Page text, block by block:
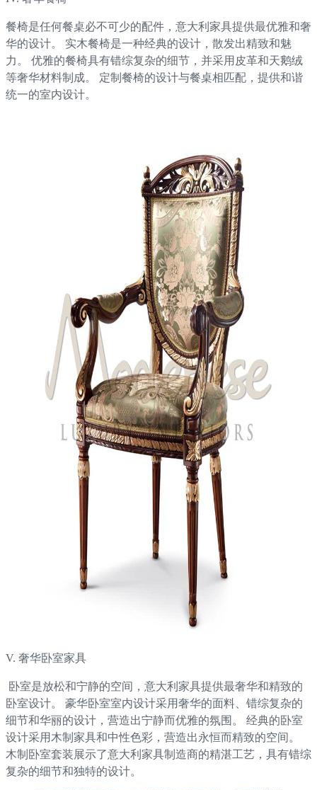
餐椅是任何餐桌必不可少的配件，意大利家具提供最优雅和奢
华的设计。 实木餐椅是一种经典的设计，散发出精致和魅
力。 优雅的餐椅具有错综复杂的细节，并采用皮革和天鹅绒
等奢华材料制成。 定制餐椅的设计与餐桌相匹配，提供和谐
统一的室内设计。
V. 奢华卧室家具
卧室是放松和宁静的空间，意大利家具提供最奢华和精致的
卧室设计。 豪华卧室室内设计采用奢华的面料、错综复杂的
细节和华丽的设计，营造出宁静而优雅的氛围。 经典的卧室
设计采用木制家具和中性色彩，营造出永恒而精致的空间。
木制卧室套装展示了意大利家具制造商的精湛工艺，具有错综
复杂的细节和独特的设计。